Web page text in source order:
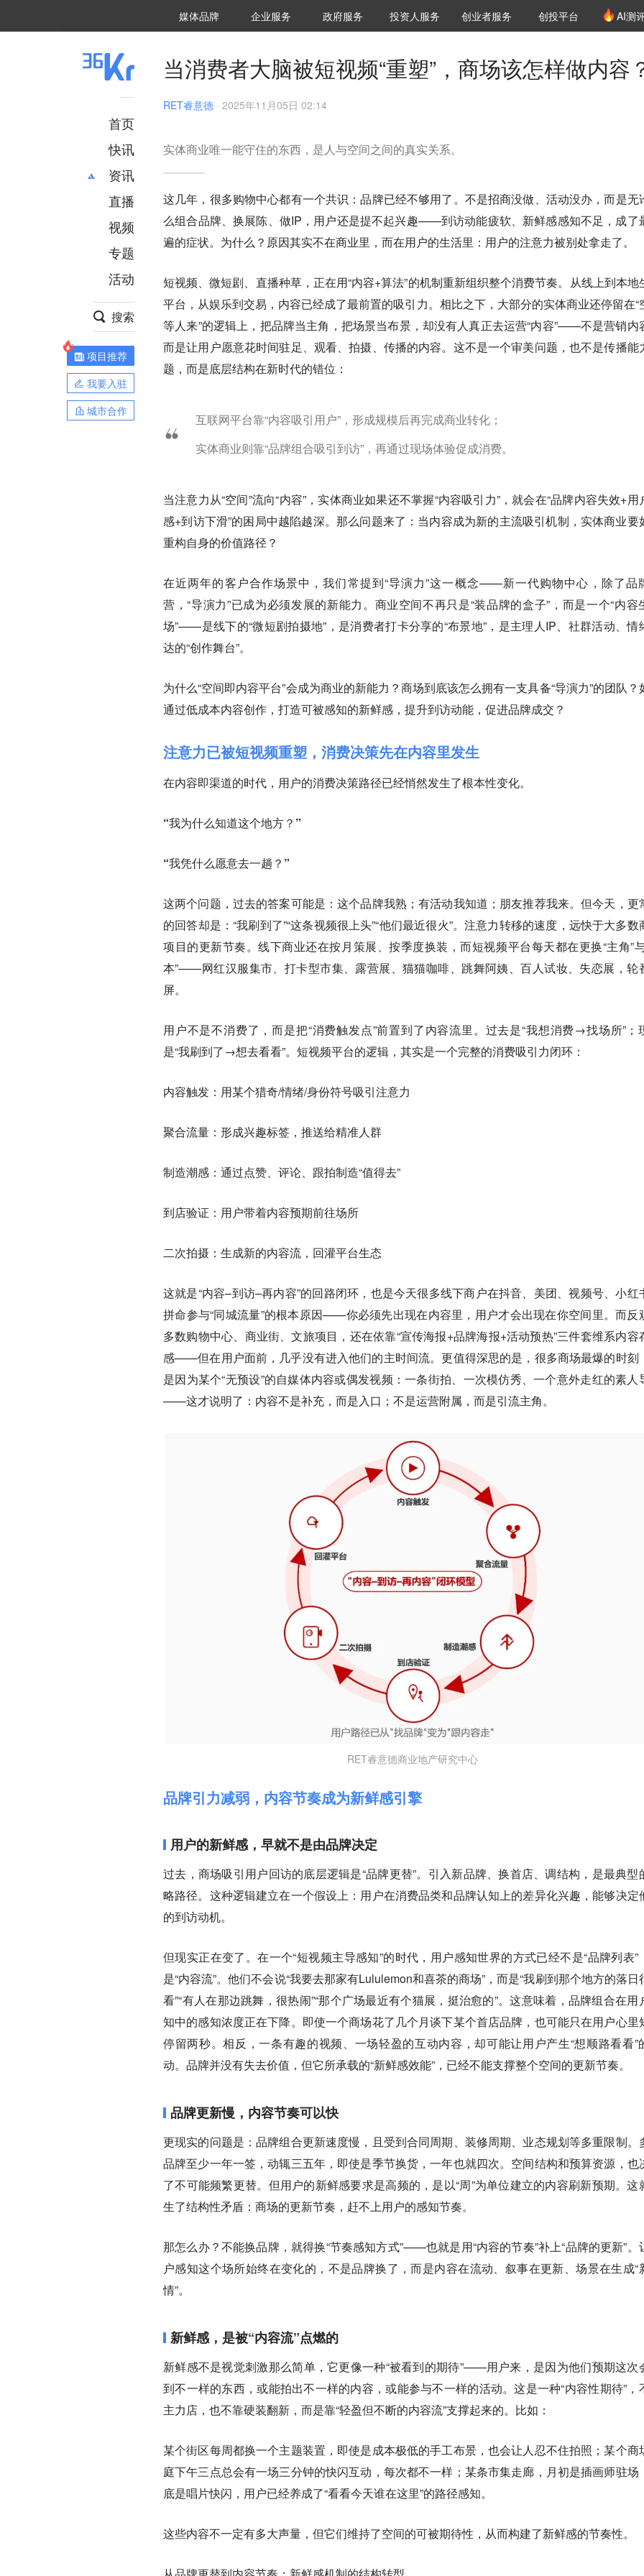
媒体品牌 36Kr研究院
企业服务 城市之窗
政府服务 VClub投资机构库
投资机构职位推介
投资人服务 创投氪堂
创业者服务 创投平台 AI测
首页
快讯
资讯
推荐
财经
项目推荐
安徽
直播
视频
专题
活动
搜索
项目推荐
我要入驻
城市合作
当消费者大脑被短视频“重塑”，商场该怎样做内容
RET睿意德 · 2025年11月05日 02:14
实体商业唯一能守住的东西，是人与空间之间的真实关系。
这几年，很多购物中心都有一个共识：品牌已经不够用了。不是招商没做、活动没办，而是无
么组合品牌、换展陈、做IP，用户还是提不起兴趣——到访动能疲软、新鲜感感知不足，成了
遍的症状。为什么？原因其实不在商业里，而在用户的生活里：用户的注意力被别处拿走了。
短视频、微短剧、直播种草，正在用“内容+算法”的机制重新组织整个消费节奏。从线上到本地
平台，从娱乐到交易，内容已经成了最前置的吸引力。相比之下，大部分的实体商业还停留在“
等人来”的逻辑上，把品牌当主角，把场景当布景，却没有人真正去运营“内容”——不是营销内
而是让用户愿意花时间驻足、观看、拍摄、传播的内容。这不是一个审美问题，也不是传播能
题，而是底层结构在新时代的错位：
互联网平台靠“内容吸引用户”，形成规模后再完成商业转化；
实体商业则靠“品牌组合吸引到访”，再通过现场体验促成消费。
当注意力从“空间”流向“内容”，实体商业如果还不掌握“内容吸引力”，就会在“品牌内容失效+用
感+到访下滑”的困局中越陷越深。那么问题来了：当内容成为新的主流吸引机制，实体商业要
重构自身的价值路径？
在近两年的客户合作场景中，我们常提到“导演力”这一概念——新一代购物中心，除了品
营，“导演力”已成为必须发展的新能力。商业空间不再只是“装品牌的盒子”，而是一个“内容
场”——是线下的“微短剧拍摄地”，是消费者打卡分享的“布景地”，是主理人IP、社群活动、情
达的“创作舞台”。
为什么“空间即内容平台”会成为商业的新能力？商场到底该怎么拥有一支具备“导演力”的团队？
通过低成本内容创作，打造可被感知的新鲜感，提升到访动能，促进品牌成交？
注意力已被短视频重塑，消费决策先在内容里发生
在内容即渠道的时代，用户的消费决策路径已经悄然发生了根本性变化。
“我为什么知道这个地方？”
“我凭什么愿意去一趟？”
这两个问题，过去的答案可能是：这个品牌我熟；有活动我知道；朋友推荐我来。但今天，更
的回答却是：“我刷到了”“这条视频很上头”“他们最近很火”。注意力转移的速度，远快于大多数
项目的更新节奏。线下商业还在按月策展、按季度换装，而短视频平台每天都在更换“主角”
本”——网红汉服集市、打卡型市集、露营展、猫猫咖啡、跳舞阿姨、百人试妆、失恋展，轮
屏。
用户不是不消费了，而是把“消费触发点”前置到了内容流里。过去是“我想消费→找场所”；
是“我刷到了→想去看看”。短视频平台的逻辑，其实是一个完整的消费吸引力闭环：
内容触发： 用某个猎奇/情绪/身份符号吸引注意力
聚合流量： 形成兴趣标签，推送给精准人群
制造潮感： 通过点赞、评论、跟拍制造“值得去”
到店验证： 用户带着内容预期前往场所
二次拍摄： 生成新的内容流，回灌平台生态
这就是“内容–到访–再内容”的回路闭环，也是今天很多线下商户在抖音、美团、视频号、小红
拼命参与“同城流量”的根本原因——你必须先出现在内容里，用户才会出现在你空间里。而反
多数购物中心、商业街、文旅项目，还在依靠“宣传海报+品牌海报+活动预热”三件套维系内容
感——但在用户面前，几乎没有进入他们的主时间流。更值得深思的是，很多商场最爆的时刻
是因为某个“无预设”的自媒体内容或偶发视频：一条街拍、一次模仿秀、一个意外走红的素人
——这才说明了：内容不是补充，而是入口；不是运营附属，而是引流主角。
RET睿意德商业地产研究中心
品牌引力减弱，内容节奏成为新鲜感引擎
用户的新鲜感，早就不是由品牌决定
过去，商场吸引用户回访的底层逻辑是“品牌更替”。引入新品牌、换首店、调结构，是最典型
略路径。这种逻辑建立在一个假设上：用户在消费品类和品牌认知上的差异化兴趣，能够决定
的到访动机。
但现实正在变了。在一个“短视频主导感知”的时代，用户感知世界的方式已经不是“品牌列表”
是“内容流”。他们不会说“我要去那家有Lululemon和喜茶的商场”，而是“我刷到那个地方的落日
看”“有人在那边跳舞，很热闹”“那个广场最近有个猫展，挺治愈的”。这意味着，品牌组合在用
知中的感知浓度正在下降。即使一个商场花了几个月谈下某个首店品牌，也可能只在用户心里
停留两秒。相反，一条有趣的视频、一场轻盈的互动内容，却可能让用户产生“想顺路看看”
动。品牌并没有失去价值，但它所承载的“新鲜感效能”，已经不能支撑整个空间的更新节奏。
品牌更新慢，内容节奏可以快
更现实的问题是：品牌组合更新速度慢，且受到合同周期、装修周期、业态规划等多重限制。
品牌至少一年一签，动辄三五年，即使是季节换货，一年也就四次。空间结构和预算资源，也
了不可能频繁更替。但用户的新鲜感要求是高频的，是以“周”为单位建立的内容刷新预期。这
生了结构性矛盾：商场的更新节奏，赶不上用户的感知节奏。
那怎么办？不能换品牌，就得换“节奏感知方式”——也就是用“内容的节奏”补上“品牌的更新”。
户感知这个场所始终在变化的，不是品牌换了，而是内容在流动、叙事在更新、场景在生成“
情”。
新鲜感，是被“内容流”点燃的
新鲜感不是视觉刺激那么简单，它更像一种“被看到的期待”——用户来，是因为他们预期这次
到不一样的东西，或能拍出不一样的内容，或能参与不一样的活动。这是一种“内容性期待”，
主力店，也不靠硬装翻新，而是靠“轻盈但不断的内容流”支撑起来的。比如：
某个街区每周都换一个主题装置，即使是成本极低的手工布景，也会让人忍不住拍照；某个商
庭下午三点总会有一场三分钟的快闪互动，每次都不一样；某条市集走廊，月初是插画师驻场
底是唱片快闪，用户已经养成了“看看今天谁在这里”的路径感知。
这些内容不一定有多大声量，但它们维持了空间的可被期待性，从而构建了新鲜感的节奏性。